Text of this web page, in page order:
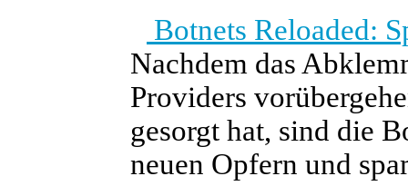
Botnets Reloaded:
Nachdem das
Providers
gesorgt hat, sind die
neuen Opfern und